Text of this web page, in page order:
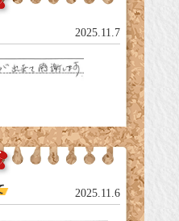
2025.11.7
2025.11.6